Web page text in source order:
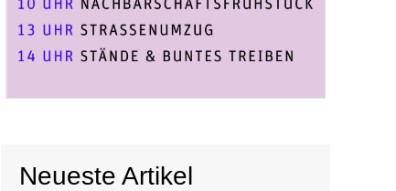
Neueste Artikel